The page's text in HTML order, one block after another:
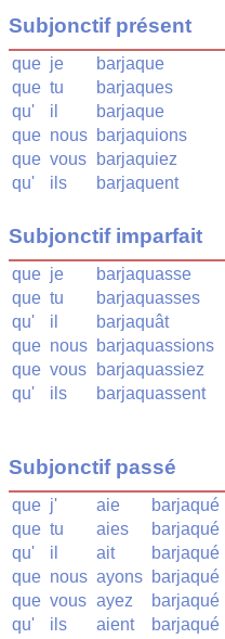
Subjonctif présent
que je
barjaque
que tu
barjaques
qu'
il
barjaque
que nous barjaquions
que vous
barjaquiez
qu'
ils barjaquent
Subjonctif imparfait
que je
barjaquasse
que tu
barjaquasses
qu'
il
barjaquât
que nous barjaquassions
que vous
barjaquassiez
qu'
ils barjaquassent
Subjonctif passé
que j' aie
barjaqué
que tu aies
barjaqué
qu'
il ait
barjaqué
que nous ayons barjaqué
que vous ayez
barjaqué
qu'
ils aient barjaqué